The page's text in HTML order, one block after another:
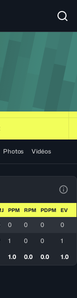
Photos Vidéos
PPM RPM PDPM EV
0 0 0 0
1 0 0 1
1.0 0.0 0.0 1.0